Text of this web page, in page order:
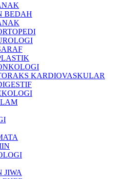
BEDAH
KARDIOVASKULAR
JIWA